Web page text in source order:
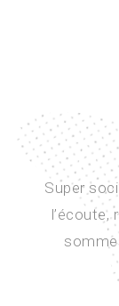
très serré.
et